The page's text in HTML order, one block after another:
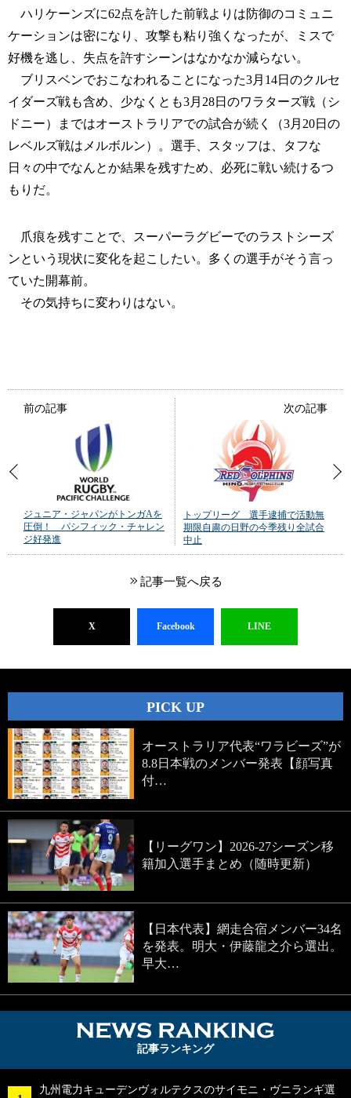
ハリケーンズに62点を許した前戦よりは防御のコミュニ
ケーションは密になり、攻撃も粘り強くなったが、ミスで
好機を逃し、失点を許すシーンはなかなか減らない。
ブリスベンでおこなわれることになった3月14日のクルセ
イダーズ戦も含め、少なくとも3月28日のワラターズ戦（シ
ドニー）まではオーストラリアでの試合が続く（3月20日の
レベルズ戦はメルボルン）。選手、スタッフは、タフな
日々の中でなんとか結果を残すため、必死に戦い続けるつ
もりだ。
爪痕を残すことで、スーパーラグビーでのラストシーズ
ンという現状に変化を起こしたい。多くの選手がそう言っ
ていた開幕前。
その気持ちに変わりはない。
前の記事
ジュニア・ジャパンがトンガAを
圧倒！ パシフィック・チャレン
ジ好発進
次の記事
トップリーグ 選手逮捕で活動無
期限自粛の日野の今季残り全試合
中止
記事一覧へ戻る
X Facebook LINE
PICK UP
オーストラリア代表“ワラビーズ”が
8.8日本戦のメンバー発表【顔写真
付…
【リーグワン】2026-27シーズン移
籍加入選手まとめ（随時更新）
【日本代表】網走合宿メンバー34名
を発表。明大・伊藤龍之介ら選出。
早大…
記事ランキング
九州電力キューデンヴォルテクスのサイモニ・ヴニランギ選